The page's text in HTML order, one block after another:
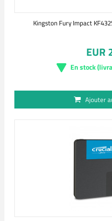
Kingston Fury Impact
EUR
En stock
Ajouter